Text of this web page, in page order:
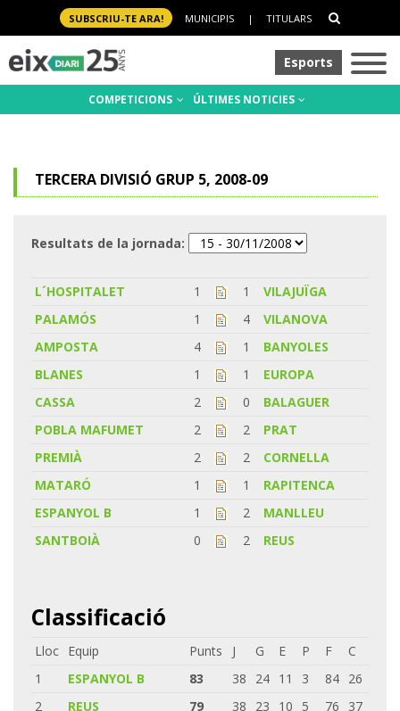
SUBSCRIU-TE ARA! MUNICIPIS | TITULARS
Esports
COMPETICIONS ÚLTIMES NOTICIES
TERCERA DIVISIÓ GRUP 5, 2008-09
Resultats de la jornada:
L´HOSPITALET 1 1
VILAJUÏGA
PALAMÓS
1 4
VILANOVA
AMPOSTA
4 1
BANYOLES
BLANES
1 1
EUROPA
CASSA
2 0
BALAGUER
POBLA MAFUMET
2 2
PRAT
PREMIÀ
2 2
CORNELLA
MATARÓ
1 1
RAPITENCA
ESPANYOL B
1 2
MANLLEU
SANTBOIÀ
0 2 REUS
Classificació
Lloc Equip Punts J G E P F
C
1
ESPANYOL B 83 38 24 11 3 84 26
2
REUS 79 38 23 10 5 76
37